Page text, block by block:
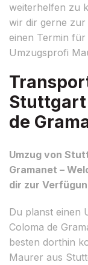
weiterhelfen zu
wir dir gerne zur
einen Termin
Umzugsprofi
Stuttgart
de
Umzug von
Gramanet –
dir zur
Du planst einen
Coloma de
besten dorthin
Maurer aus